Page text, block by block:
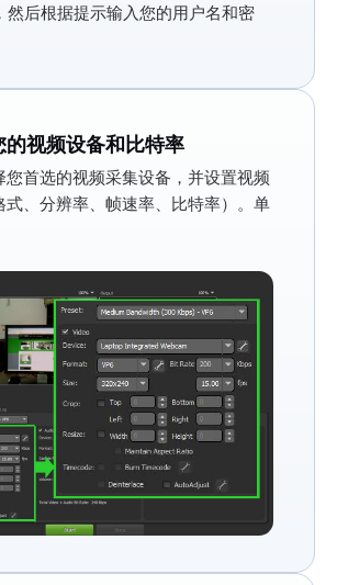
然后根据提示输入您的用户名和密
的视频设备和比特率
您首选的视频采集设备，并设置视频
式、分辨率、帧速率、比特率）。单